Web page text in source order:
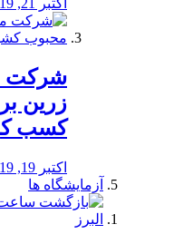
اکتبر 21, 2019
شرکت
زرین
کسب
اکتبر 19, 2019
آزمایشگاه ها